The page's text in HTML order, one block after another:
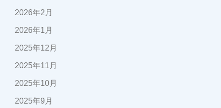
2026年2月
2026年1月
2025年12月
2025年11月
2025年10月
2025年9月